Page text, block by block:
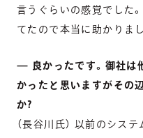
言うぐらいの感覚でした
てたので本当に助かりまし
— 良かったです。御社は
かったと思いますがその
か?
（長谷川氏） 以前のシス